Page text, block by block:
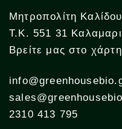
Μητροπολίτη
Τ.Κ. 551 31
Βρείτε μας στο χάρτη
2310 413 795